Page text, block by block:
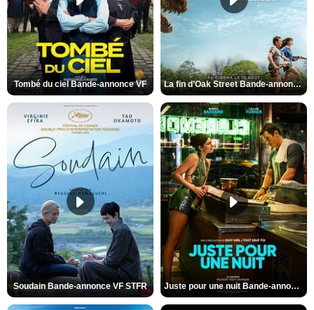
Tombé du ciel Bande-annonce VF La fin d’Oak Street Bande-annonce VO STFR
Soudain Bande-annonce VF STFR Juste pour une nuit Bande-annonce VO STFR